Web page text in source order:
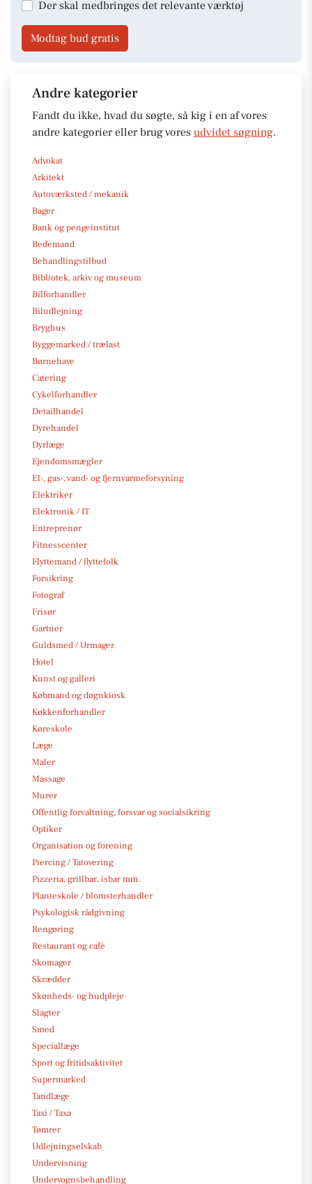
Der skal medbringes det relevante værktøj
Modtag bud gratis
Andre kategorier
Fandt du ikke, hvad du søgte, så kig i en af vores
andre kategorier eller brug vores udvidet søgning.
Advokat
Arkitekt
Autoværksted / mekanik
Bager
Bank og pengeinstitut
Bedemand
Behandlingstilbud
Bibliotek, arkiv og museum
Bilforhandler
Biludlejning
Bryghus
Byggemarked / trælast
Børnehave
Catering
Cykelforhandler
Detailhandel
Dyrehandel
Dyrlæge
Ejendomsmægler
El-, gas-, vand- og fjernvarmeforsyning
Elektriker
Elektronik / IT
Entreprenør
Fitnesscenter
Flyttemand / flyttefolk
Forsikring
Fotograf
Frisør
Gartner
Guldsmed / Urmager
Hotel
Kunst og galleri
Købmand og døgnkiosk
Køkkenforhandler
Køreskole
Læge
Maler
Massage
Murer
Offentlig forvaltning, forsvar og socialsikring
Optiker
Organisation og forening
Piercing / Tatovering
Pizzeria, grillbar, isbar mm.
Planteskole / blomsterhandler
Psykologisk rådgivning
Rengøring
Restaurant og café
Skomager
Skrædder
Skønheds- og hudpleje
Slagter
Smed
Speciallæge
Sport og fritidsaktivitet
Supermarked
Tandlæge
Taxi / Taxa
Tømrer
Udlejningselskab
Undervisning
Undervognsbehandling